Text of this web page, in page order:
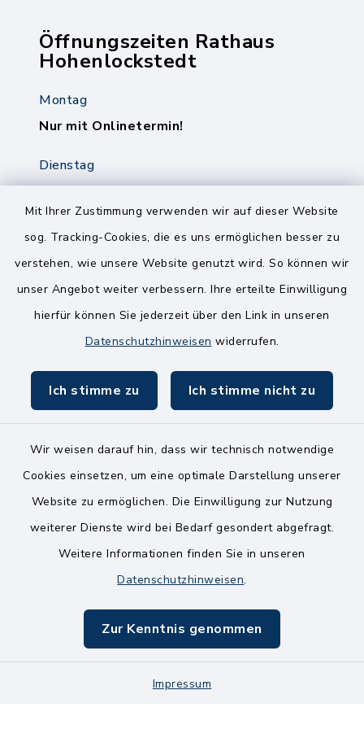
Mit Ihrer Zustimmung verwenden wir auf dieser Website
sog. Tracking-Cookies, die es uns ermöglichen besser zu
verstehen, wie unsere Website genutzt wird. So können wir
unser Angebot weiter verbessern. Ihre erteilte Einwilligung
hierfür können Sie jederzeit über den Link in unseren
Datenschutzhinweisen widerrufen.
Ich stimme zu Ich stimme nicht zu
Wir weisen darauf hin, dass wir technisch notwendige
Cookies einsetzen, um eine optimale Darstellung unserer
Website zu ermöglichen. Die Einwilligung zur Nutzung
weiterer Dienste wird bei Bedarf gesondert abgefragt.
Weitere Informationen finden Sie in unseren
Datenschutzhinweisen.
Zur Kenntnis genommen
Impressum
Öffnungszeiten Rathaus
Hohenlockstedt
Montag
Nur mit Onlinetermin!
Dienstag
8.00-12.00 Uhr
14.00-18.00 Uhr
Freitag
8.00-11.00 Uhr
Kontakt
Barrierefreiheit
Impressum
Sitemap